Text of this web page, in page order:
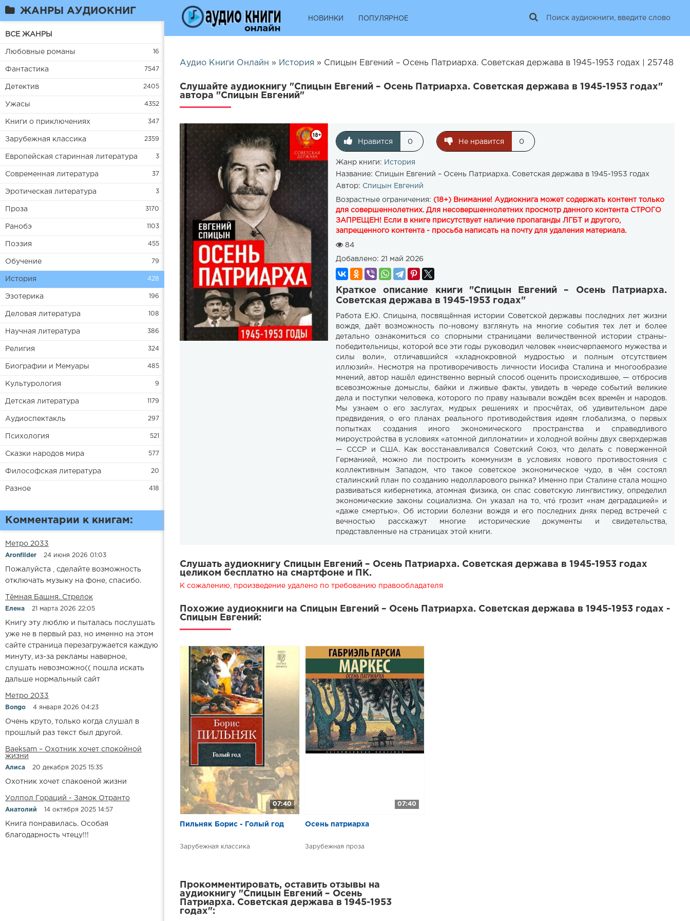
ЖАНРЫ АУДИОКНИГ
ВСЕ ЖАНРЫ
Любовные романы 16
Фантастика 7547
Детектив 2405
Ужасы 4352
Книги о приключениях 347
Зарубежная классика 2359
Европейская старинная литература 3
Современная литература 37
Эротическая литература 3
Проза 3170
Ранобэ 1103
Поэзия 455
Обучение 79
История 428
Эзотерика 196
Деловая литература 108
Научная литература 386
Религия 324
Биографии и Мемуары 485
Культурология 9
Детская литература 1179
Аудиоспектакль 297
Психология 521
Сказки народов мира 577
Философская литература 20
Разное 418
Комментарии к книгам:
Метро 2033
Aronfilder 24 июня 2026 01:03
Пожалуйста , сделайте возможность
отключать музыку на фоне, спасибо.
​​Тёмная Башня. Стрелок
Елена 21 марта 2026 22:05
Книгу эту люблю и пыталась послушать
уже не в первый раз, но именно на этом
сайте страница перезагружается каждую
минуту, из-за рекламы наверное,
слушать невозможно(( пошла искать
дальше нормальный сайт
Метро 2033
Bongo 4 января 2026 04:23
Очень круто, только когда слушал в
прошлый раз текст был другой.
Baeksam – Охотник хочет спокойной
жизни
Алиса 20 декабря 2025 15:35
Охотник хочет спакоеной жизни
Уолпол Гораций - Замок Отранто
Анатолий 14 октября 2025 14:57
Книга понравилась. Особая
благодарность чтецу!!!
НОВИНКИ ПОПУЛЯРНОЕ
Аудио Книги Онлайн » История » Спицын Евгений – Осень Патриарха. Советская держава в 1945-1953 годах | 25748
Слушайте аудиокнигу "Спицын Евгений – Осень Патриарха. Советская держава в 1945-1953 годах"
автора "Спицын Евгений"
Нравится 0 Не нравится 0
Жанр книги: История
Название: Спицын Евгений – Осень Патриарха. Советская держава в 1945-1953 годах
Автор: Спицын Евгений
Возрастные ограничения: (18+) Внимание! Аудиокнига может содержать контент только
для совершеннолетних. Для несовершеннолетних просмотр данного контента СТРОГО
ЗАПРЕЩЕН! Если в книге присутствует наличие пропаганды ЛГБТ и другого,
запрещенного контента - просьба написать на почту для удаления материала.
84
Добавлено: 21 май 2026
Краткое описание книги "Спицын Евгений – Осень Патриарха.
Советская держава в 1945-1953 годах"
Работа Е.Ю. Спицына, посвящённая истории Советской державы последних лет жизни
вождя, даёт возможность по-новому взглянуть на многие события тех лет и более
детально ознакомиться со спорными страницами величественной истории страны-
победительницы, которой все эти годы руководил человек «неисчерпаемого мужества и
силы воли», отличавшийся «хладнокровной мудростью и полным отсутствием
иллюзий». Несмотря на противоречивость личности Иосифа Сталина и многообразие
мнений, автор нашёл единственно верный способ оценить происходившее, — отбросив
всевозможные домыслы, байки и лживые факты, увидеть в череде событий великие
дела и поступки человека, которого по праву называли вождём всех времён и народов.
Мы узнаем о его заслугах, мудрых решениях и просчётах, об удивительном даре
предвидения, о его планах реального противодействия идеям глобализма, о первых
попытках создания иного экономического пространства и справедливого
мироустройства в условиях «атомной дипломатии» и холодной войны двух сверхдержав
— СССР и США. Как восстанавливался Советский Союз, что делать с поверженной
Германией, можно ли построить коммунизм в условиях нового противостояния с
коллективным Западом, что такое советское экономическое чудо, в чём состоял
сталинский план по созданию недолларового рынка? Именно при Сталине стала мощно
развиваться кибернетика, атомная физика, он спас советскую лингвистику, определил
экономические законы социализма. Он указал на то, что́ грозит «нам деградацией» и
«даже смертью». Об истории болезни вождя и его последних днях перед встречей с
вечностью расскажут многие исторические документы и свидетельства,
представленные на страницах этой книги.
Слушать аудиокнигу Спицын Евгений – Осень Патриарха. Советская держава в 1945-1953 годах
целиком бесплатно на смартфоне и ПК.
К сожалению, произведение удалено по требованию правообладателя
Похожие аудиокниги на Спицын Евгений – Осень Патриарха. Советская держава в 1945-1953 годах -
Спицын Евгений:
07:40
Пильняк Борис - Голый год
Зарубежная классика
07:40
​​Осень патриарха
Зарубежная проза
Прокомментировать, оставить отзывы на
аудиокнигу "Спицын Евгений – Осень
Патриарха. Советская держава в 1945-1953
годах":